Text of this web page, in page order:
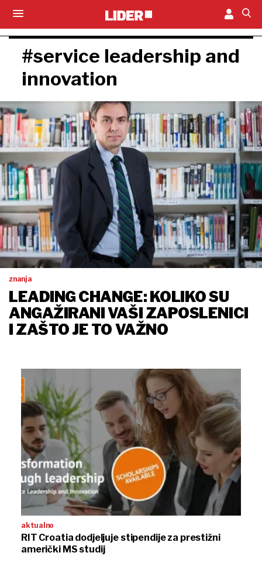
#service leadership and
innovation
znanja
LEADING CHANGE: KOLIKO SU
ANGAŽIRANI VAŠI ZAPOSLENICI
I ZAŠTO JE TO VAŽNO
aktualno
RIT Croatia dodjeljuje stipendije za prestižni
američki MS studij